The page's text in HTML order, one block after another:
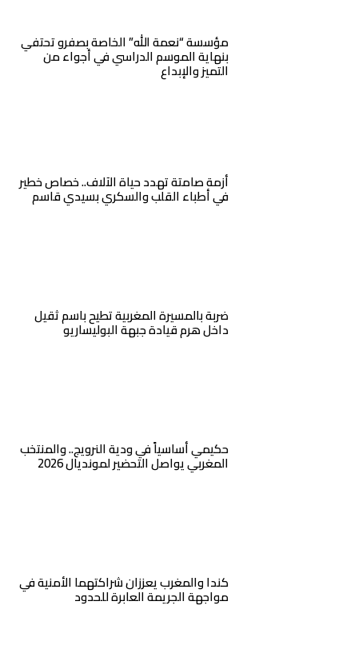
مؤسسة “نعمة الله” الخاصة بصفرو تحتفي
بنهاية الموسم الدراسي في أجواء من
التميز والإبداع
أزمة صامتة تهدد حياة الآلاف.. خصاص خطير
في أطباء القلب والسكري بسيدي قاسم
ضربة بالمسيرة المغربية تطيح باسم ثقيل
داخل هرم قيادة جبهة البوليساريو
حكيمي أساسياً في ودية النرويج.. والمنتخب
المغربي يواصل التحضير لمونديال 2026
كندا والمغرب يعززان شراكتهما الأمنية في
مواجهة الجريمة العابرة للحدود